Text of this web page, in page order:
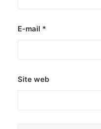
E-mail *
Site web